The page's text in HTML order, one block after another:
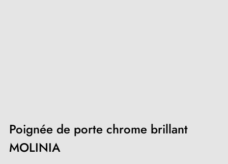
Poignée de porte chrome brillant
MOLINIA